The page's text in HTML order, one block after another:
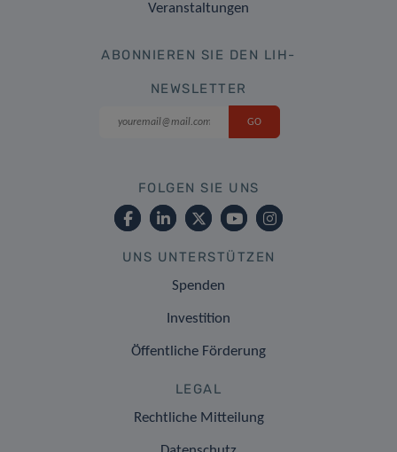
Veranstaltungen
ABONNIEREN SIE DEN LIH-
NEWSLETTER
FOLGEN SIE UNS
UNS UNTERSTÜTZEN
Spenden
Investition
Öffentliche Förderung
LEGAL
Rechtliche Mitteilung